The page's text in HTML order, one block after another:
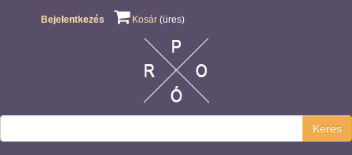
Bejelentkezés Kosár (üres)
Keres